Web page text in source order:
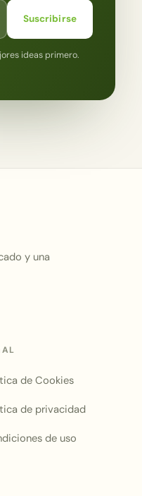
Suscribirse
ideas primero.
y una
de Cookies
de privacidad
de uso